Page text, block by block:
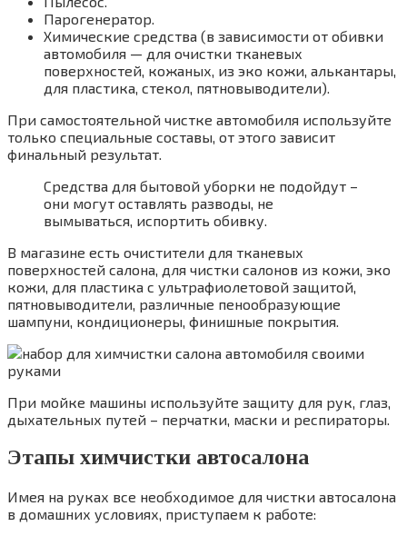
Парогенератор.
Химические средства (в зависимости от обивки
автомобиля — для очистки тканевых
поверхностей, кожаных, из эко кожи, алькантары,
для пластика, стекол, пятновыводители).
При самостоятельной чистке автомобиля используйте
только специальные составы, от этого зависит
финальный результат.
Средства для бытовой уборки не подойдут –
они могут оставлять разводы, не
вымываться, испортить обивку.
В магазине есть очистители для тканевых
поверхностей салона, для чистки салонов из кожи, эко
кожи, для пластика с ультрафиолетовой защитой,
пятновыводители, различные пенообразующие
шампуни, кондиционеры, финишные покрытия.
При мойке машины используйте защиту для рук, глаз,
дыхательных путей – перчатки, маски и респираторы.
Этапы химчистки автосалона
Имея на руках все необходимое для чистки автосалона
в домашних условиях, приступаем к работе: